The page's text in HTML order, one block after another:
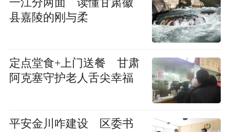
一江分两面 读懂甘肃徽
县嘉陵的刚与柔
定点堂食+上门送餐 甘肃
阿克塞守护老人舌尖幸福
平安金川咋建设 区委书